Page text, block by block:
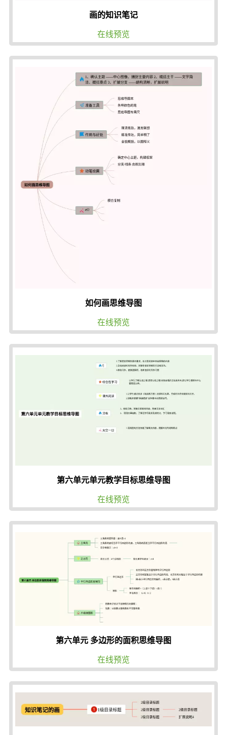
画的知识笔记
在线预览
如何画思维导图
在线预览
第六单元单元教学目标思维导图
在线预览
第六单元 多边形的面积思维导图
在线预览